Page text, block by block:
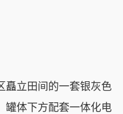
立田间的一套银灰色
罐体下方配套一体化电